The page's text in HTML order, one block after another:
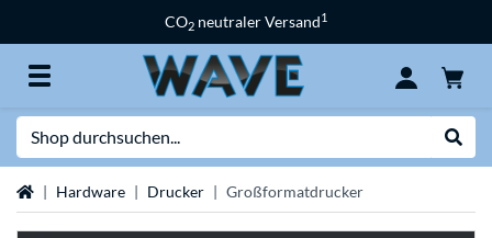
CO2 neutraler Versand1
StartseiteHardware Drucker Großformatdrucker